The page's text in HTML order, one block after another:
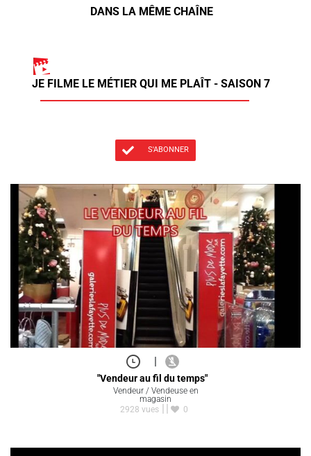
DANS LA MÊME CHAÎNE
JE FILME LE MÉTIER QUI ME PLAÎT - SAISON 7
S'ABONNER
|
"Vendeur au fil du temps"
Vendeur / Vendeuse en
magasin
2928 vues
0